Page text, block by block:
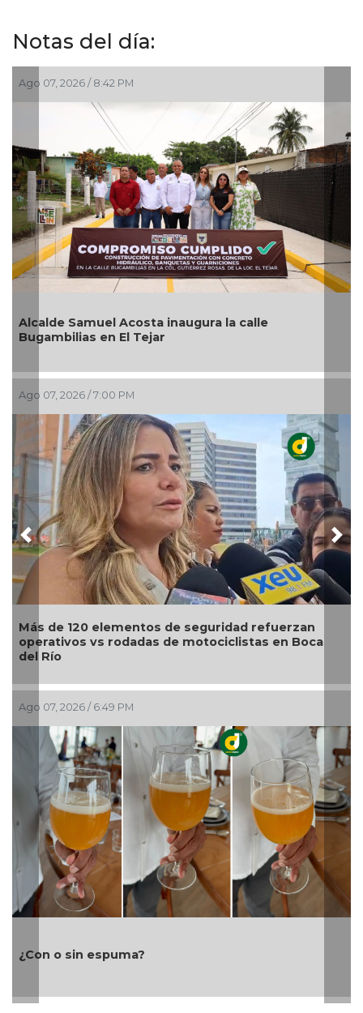
Notas del día:
2026 / 8:42 PM
Samuel Acosta inaugura la calle
en El Tejar
2026 / 7:00 PM
120 elementos de seguridad refuerzan
vs rodadas de motociclistas en Boca
2026 / 6:49 PM
sin espuma?
turismo,
Previous